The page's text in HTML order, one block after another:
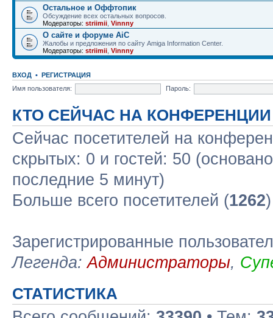
Остальное и Оффтопик
Обсуждение всех остальных вопросов.
Модераторы: striimii Vinnny
О сайте и форуме AiC
Жалобы и предложения по сайту Amiga Information Center.
Модераторы: striimii Vinnny
ВХОД • РЕГИСТРАЦИЯ
Имя пользователя:
Пароль:
КТО СЕЙЧАС НА КОНФЕРЕНЦИИ
Сейчас посетителей на
скрытых: 0 и гостей: 50
последние 5 минут)
Больше всего посетителей (1262
Зарегистрированные
Легенда:Администраторы,
СТАТИСТИКА